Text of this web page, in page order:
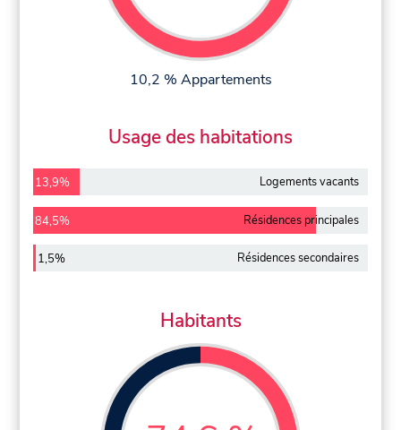
10,2 % Appartements
Usage des habitations
13,9% Logements vacants
84,5% Résidences principales
1,5% Résidences secondaires
Habitants